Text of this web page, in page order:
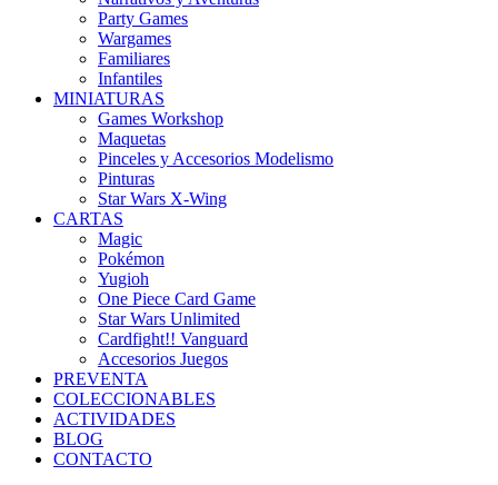
Party Games
Wargames
Familiares
Infantiles
MINIATURAS
Games Workshop
Maquetas
Pinceles y Accesorios Modelismo
Pinturas
Star Wars X-Wing
CARTAS
Magic
Pokémon
Yugioh
One Piece Card Game
Star Wars Unlimited
Cardfight!! Vanguard
Accesorios Juegos
PREVENTA
COLECCIONABLES
ACTIVIDADES
BLOG
CONTACTO